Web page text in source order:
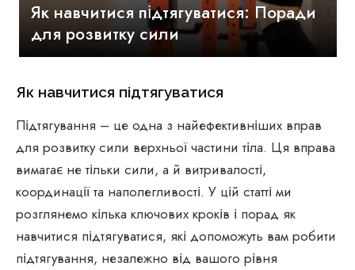
Як навчитися підтягуватися: Поради
для розвитку сили
Як навчитися підтягуватися
Підтягування – це одна з найефективніших вправ
для розвитку сили верхньої частини тіла. Ця вправа
вимагає не тільки сили, а й витривалості,
координації та наполегливості. У цій статті ми
розглянемо кілька ключових кроків і порад як
навчитися підтягуватися, які допоможуть вам робити
підтягування, незалежно від вашого рівня